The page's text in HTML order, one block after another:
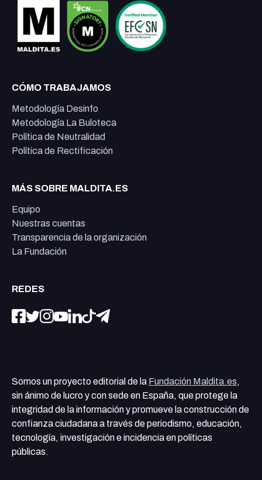
CÓMO TRABAJAMOS
Metodología Desinfo
Metodología La Buloteca
Política de Neutralidad
Política de Rectificación
MÁS SOBRE MALDITA.ES
Equipo
Nuestras cuentas
Transparencia de la organización
La Fundación
REDES
Somos un proyecto editorial de la Fundación Maldita.es,
sin ánimo de lucro y con sede en España, que protege la
integridad de la información y promueve la construcción de
confianza ciudadana a través de periodismo, educación,
tecnología, investigación e incidencia en políticas
públicas.